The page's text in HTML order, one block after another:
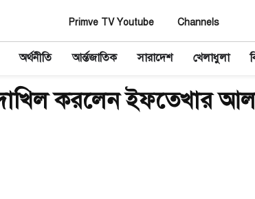
Primve TV Youtube Channels
অর্থনীতি আর্ন্তজাতিক সারাদেশ খেলাধুলা
করলেন ইফতেখার